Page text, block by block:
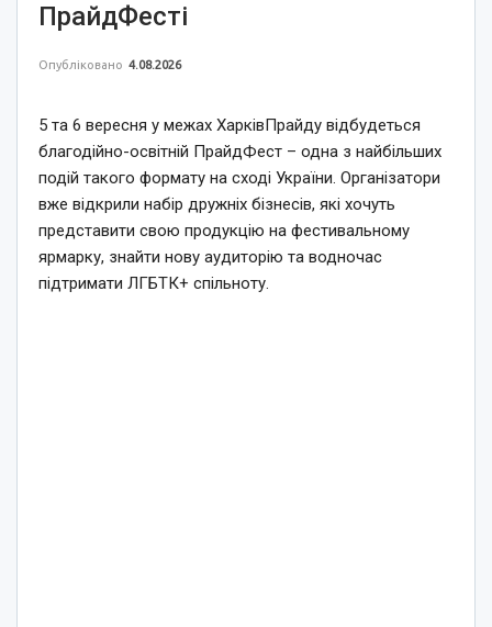
ПрайдФесті
Опубліковано 4.08.2026
5 та 6 вересня у межах ХарківПрайду відбудеться
благодійно-освітній ПрайдФест – одна з найбільших
подій такого формату на сході України. Організатори
вже відкрили набір дружніх бізнесів, які хочуть
представити свою продукцію на фестивальному
ярмарку, знайти нову аудиторію та водночас
підтримати ЛГБТК+ спільноту.